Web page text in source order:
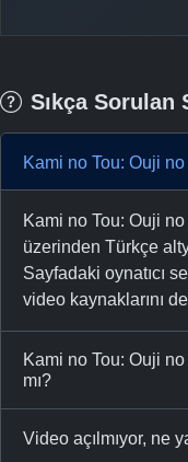
Sıkça Sorulan
Kami no Tou: Ouji
Kami no Tou: Ouji
üzerinden Türkçe
Sayfadaki oynatıcı
video kaynaklarını
Kami no Tou: Ouji
mı?
Video açılmıyor, ne